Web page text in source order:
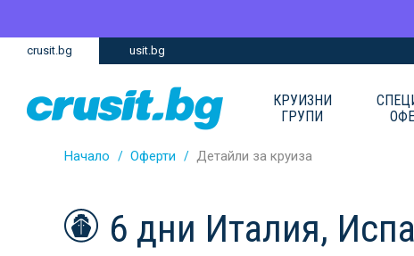
Премини
съдържание
Премини
crusit.bg usit.bg
КРУИЗНИ
ГРУПИ
Начало Оферти Детайли за круиза
6 дни Италия,